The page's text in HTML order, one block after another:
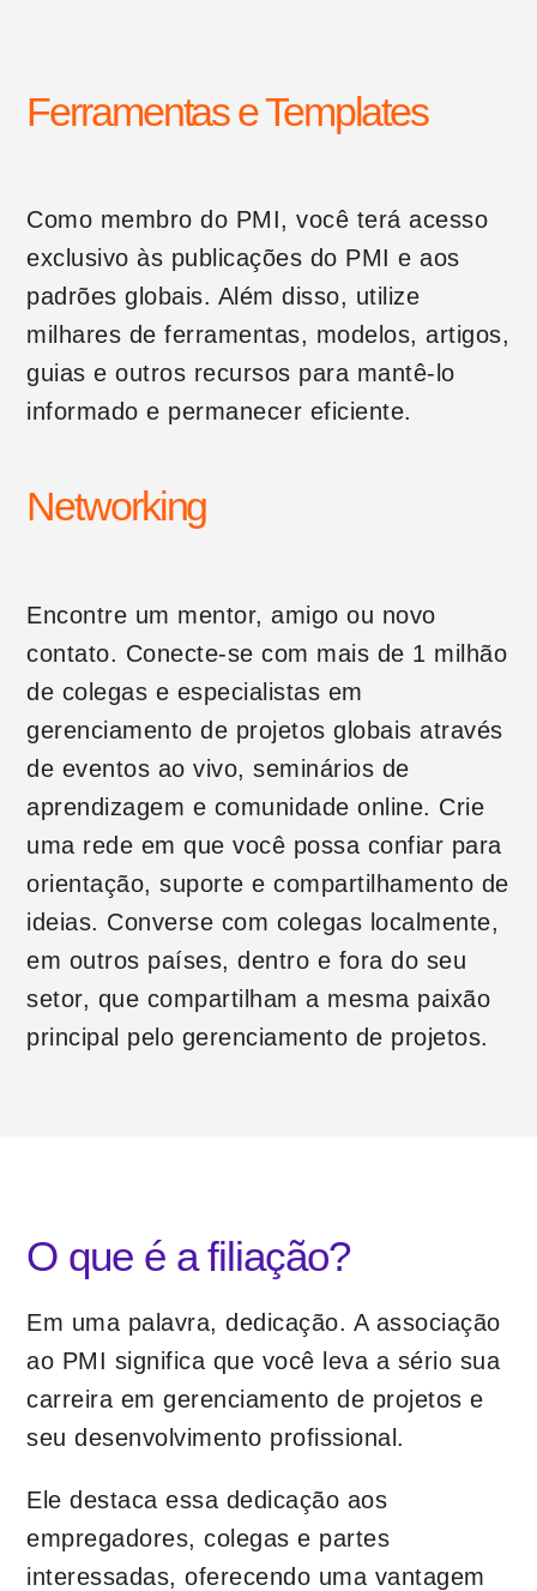
Ferramentas e Templates
Como membro do PMI, você terá acesso
exclusivo às publicações do PMI e aos
padrões globais. Além disso, utilize
milhares de ferramentas, modelos, artigos,
guias e outros recursos para mantê-lo
informado e permanecer eficiente.
Networking
Encontre um mentor, amigo ou novo
contato. Conecte-se com mais de 1 milhão
de colegas e especialistas em
gerenciamento de projetos globais através
de eventos ao vivo, seminários de
aprendizagem e comunidade online. Crie
uma rede em que você possa confiar para
orientação, suporte e compartilhamento de
ideias. Converse com colegas localmente,
em outros países, dentro e fora do seu
setor, que compartilham a mesma paixão
principal pelo gerenciamento de projetos.
O que é a filiação?
Em uma palavra, dedicação. A associação
ao PMI significa que você leva a sério sua
carreira em gerenciamento de projetos e
seu desenvolvimento profissional.
Ele destaca essa dedicação aos
empregadores, colegas e partes
interessadas, oferecendo uma vantagem